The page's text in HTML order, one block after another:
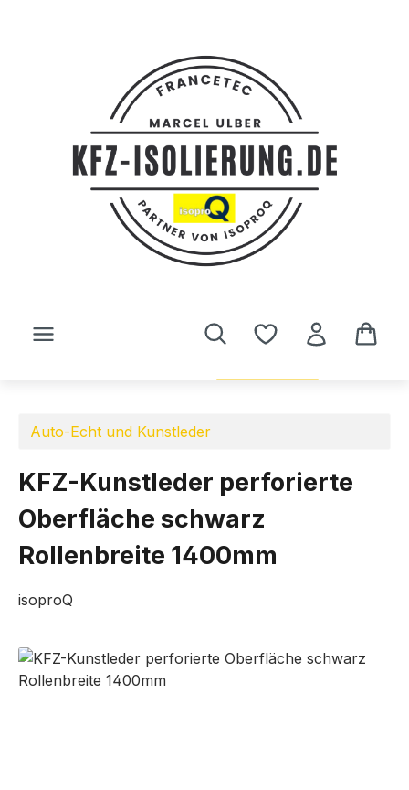
Auto-Echt und Kunstleder
KFZ-Kunstleder perforierte
Oberfläche schwarz
Rollenbreite 1400mm
isoproQ
Bildergalerie überspringen